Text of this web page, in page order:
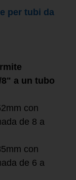
per tubi da
a un tubo
con
de 8 a
con
de 6 a